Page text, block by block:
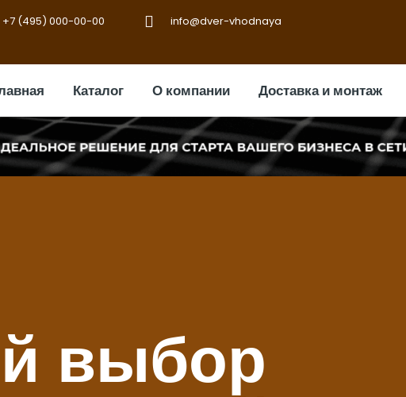
+7 (495) 000-00-00 info@dver-vhodnaya
Каталог О компании Доставка и монтаж
выбор